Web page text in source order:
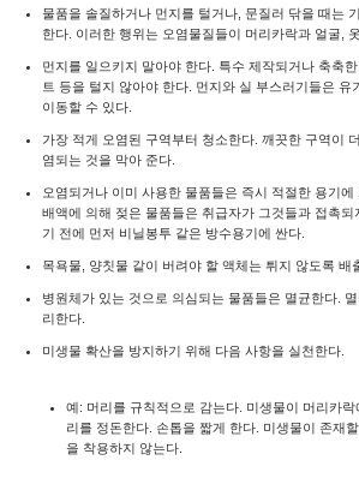
물품을 솔질하거나 먼지를 털거나, 문질러 닦을 때는
한다. 이러한 행위는 오염물질들이 머리카락과 얼굴,
먼지를 일으키지 말아야 한다. 특수 제작되거나 축축
트 등을 털지 않아야 한다. 먼지와 실 부스러기들은 유
이동할 수 있다.
가장 적게 오염된 구역부터 청소한다. 깨끗한 구역이
염되는 것을 막아 준다.
오염되거나 이미 사용한 물품들은 즉시 적절한 용기
배액에 의해 젖은 물품들은 취급자가 그것들과 접촉되
기 전에 먼저 비닐봉투 같은 방수용기에 싼다.
목욕물, 양칫물 같이 버려야 할 액체는 튀지 않도록 배
병원체가 있는 것으로 의심되는 물품들은 멸균한다.
리한다.
미생물 확산을 방지하기 위해 다음 사항을 실천한다.
예: 머리를 규칙적으로 감는다. 미생물이 머리카
리를 정돈한다. 손톱을 짧게 한다. 미생물이 존재
을 착용하지 않는다.